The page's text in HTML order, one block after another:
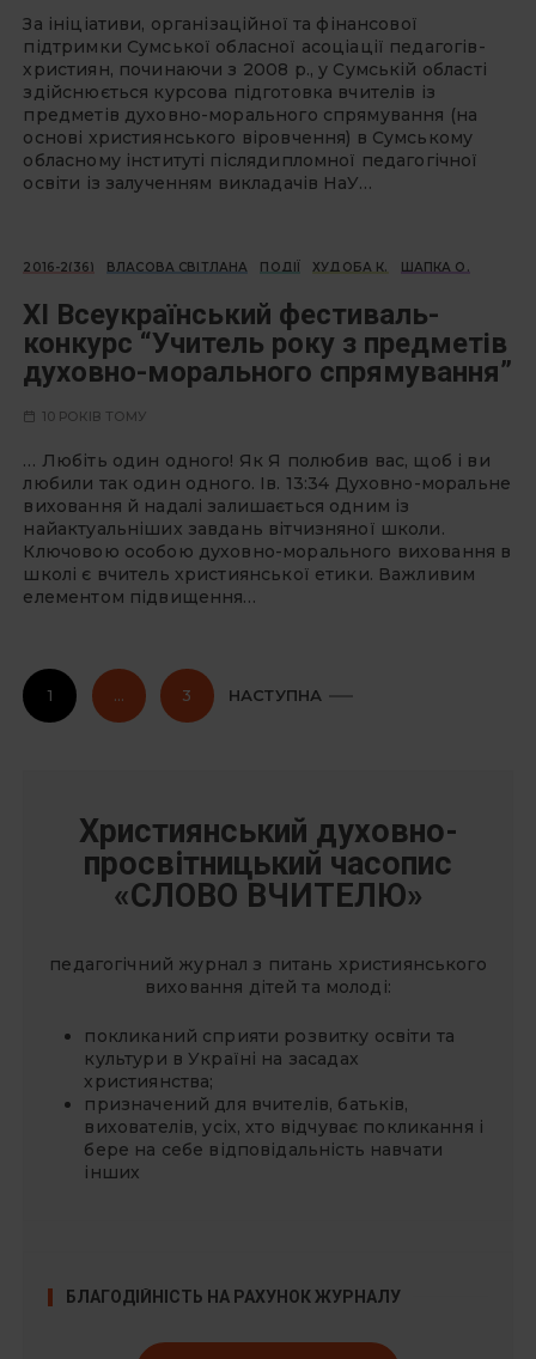
За ініціативи, організаційної та фінансової
підтримки Сумської обласної асоціації педагогів-
християн, починаючи з 2008 р., у Сумській області
здійснюється курсова підготовка вчителів із
предметів духовно-морального спрямування (на
основі християнського віровчення) в Сумському
обласному інституті післядипломної педагогічної
освіти із залученням викладачів НаУ…
2016-2(36) ВЛАСОВА СВІТЛАНА ПОДІЇ ХУДОБА К. ШАПКА О.
ХІ Всеукраїнський фестиваль-
конкурс “Учитель року з предметів
духовно-морального спрямування”
10 РОКІВ ТОМУ
… Любіть один одного! Як Я полюбив вас, щоб і ви
любили так один одного. Ів. 13:34 Духовно-моральне
виховання й надалі залишається одним із
найактуальніших завдань вітчизняної школи.
Ключовою особою духовно-морального виховання в
школі є вчитель християнської етики. Важливим
елементом підвищення…
П
а 1 … 3 НАСТУПНА
Християнський духовно-
просвітницький часопис
«СЛОВО ВЧИТЕЛЮ»
педагогічний журнал з питань християнського
виховання дітей та молоді:
покликаний сприяти розвитку освіти та
культури в Україні на засадах
християнства;
призначений для вчителів, батьків,
вихователів, усіх, хто відчуває покликання і
бере на себе відповідальність навчати
інших
БЛАГОДІЙНІСТЬ НА РАХУНОК ЖУРНАЛУ